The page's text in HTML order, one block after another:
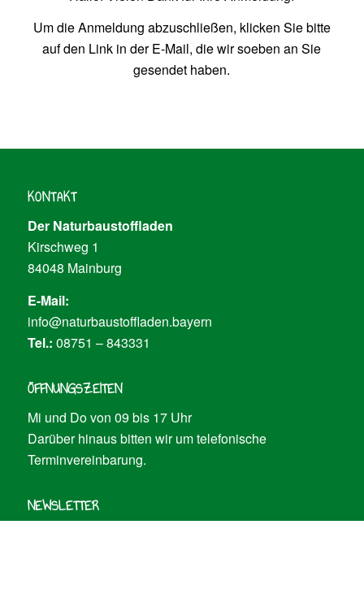
Um die Anmeldung abzuschließen, klicken Sie bitte
auf den Link in der E-Mail, die wir soeben an Sie
gesendet haben.
KONTAKT
Der Naturbaustoffladen
Kirschweg 1
84048 Mainburg
E-Mail:
info@naturbaustoffladen.bayern
Tel.: 08751 – 843331
ÖFFNUNGSZEITEN
Mi und Do von 09 bis 17 Uhr
Darüber hinaus bitten wir um telefonische
Terminvereinbarung.
NEWSLETTER